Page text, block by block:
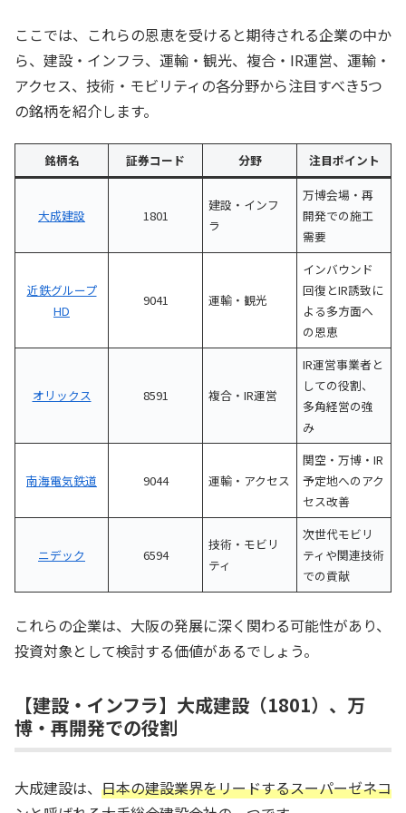
ここでは、これらの恩恵を受けると期待される企業の中か
ら、建設・インフラ、運輸・観光、複合・IR運営、運輸・
アクセス、技術・モビリティの各分野から注目すべき5つ
の銘柄を紹介します。
銘柄名 証券コード 分野 注目ポイント
大成建設 1801
建設・インフ
ラ
万博会場・再
開発での施工
需要
近鉄グループ
HD
9041 運輸・観光
インバウンド
回復とIR誘致に
よる多方面へ
の恩恵
オリックス 8591 複合・IR運営
IR運営事業者と
しての役割、
多角経営の強
み
南海電気鉄道 9044 運輸・アクセス
関空・万博・IR
予定地へのアク
セス改善
ニデック 6594
技術・モビリ
ティ
次世代モビリ
ティや関連技術
での貢献
これらの企業は、大阪の発展に深く関わる可能性があり、
投資対象として検討する価値があるでしょう。
【建設・インフラ】大成建設（1801）、万
博・再開発での役割
大成建設は、 日本の建設業界をリードするスーパーゼネコ